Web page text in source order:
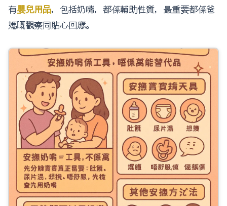
有嬰兒用品，包括奶嘴，都係輔助性質，最重要都係爸
媽嘅觀察同貼心回應。